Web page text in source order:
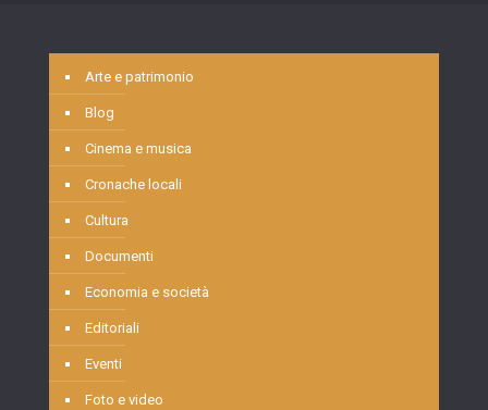
Arte e patrimonio
Blog
Cinema e musica
Cronache locali
Cultura
Documenti
Economia e società
Editoriali
Eventi
Foto e video